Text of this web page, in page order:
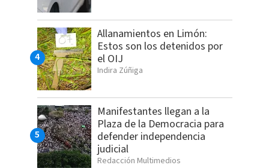
Allanamientos en Limón:
Estos son los detenidos por
el OIJ
Indira Zúñiga
Manifestantes llegan a la
Plaza de la Democracia para
defender independencia
judicial
Redacción Multimedios